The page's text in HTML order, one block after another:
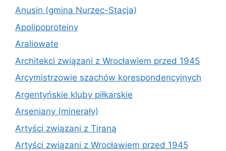
Anusin (gmina Nurzec-Stacja)
Apolipoproteiny
Araliowate
Architekci związani z Wrocławiem przed 1945
Arcymistrzowie szachów korespondencyjnych
Argentyńskie kluby piłkarskie
Arseniany (minerały)
Artyści związani z Tiraną
Artyści związani z Wrocławiem przed 1945